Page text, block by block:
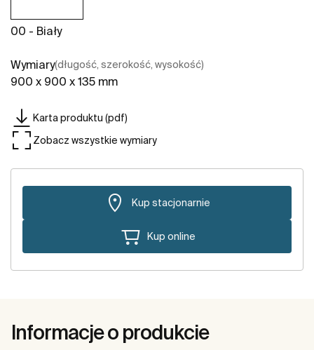
00 - Biały
Wymiary(długość, szerokość, wysokość)
900 x 900 x 135 mm
Karta produktu (pdf)
Zobacz wszystkie wymiary
Kup stacjonarnie
Kup online
Informacje o produkcie